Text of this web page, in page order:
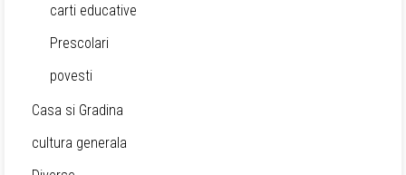
carti educative
Prescolari
povesti
Casa si Gradina
cultura generala